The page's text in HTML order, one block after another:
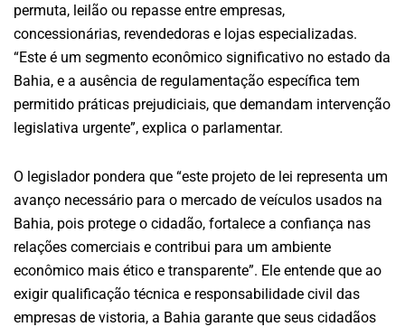
permuta, leilão ou repasse entre empresas,
concessionárias, revendedoras e lojas especializadas.
“Este é um segmento econômico significativo no estado da
Bahia, e a ausência de regulamentação específica tem
permitido práticas prejudiciais, que demandam intervenção
legislativa urgente”, explica o parlamentar.
O legislador pondera que “este projeto de lei representa um
avanço necessário para o mercado de veículos usados na
Bahia, pois protege o cidadão, fortalece a confiança nas
relações comerciais e contribui para um ambiente
econômico mais ético e transparente”. Ele entende que ao
exigir qualificação técnica e responsabilidade civil das
empresas de vistoria, a Bahia garante que seus cidadãos